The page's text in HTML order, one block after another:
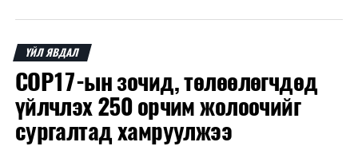
НИЙТИЙН ТЭЭВРИЙН ҮЙЛЧИЛГЭЭНИЙ ГАЗАР
ДАРААХ МЭДЭЭ
Сурлагын чанар, үндэсний үнэлгээний тогтолцоог
бэхжүүлэх чиглэлээр хамтран ажиллана
ӨМНӨХ МЭДЭЭ
Даланзадгад хотод 1200 хүүхдийн шинэ сургуулийн
барилгын ажлыг эхлүүлэв
ҮЙЛ ЯВДАЛ
COP17-ын зочид, төлөөлөгчдөд
үйлчлэх 250 орчим жолоочийг
сургалтад хамруулжээ